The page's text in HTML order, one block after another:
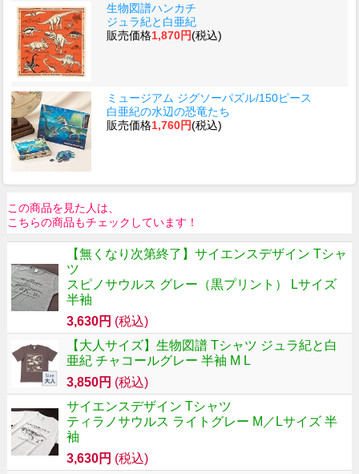
生物図譜ハンカチ
ジュラ紀と白亜紀
販売価格1,870円(税込)
ミュージアム ジグソーパズル/150ピース
白亜紀の水辺の恐竜たち
販売価格1,760円(税込)
この商品を見た人は、
こちらの商品もチェックしています！
【無くなり次第終了】サイエンスデザイン Tシャ
ツ
スピノサウルス グレー（黒プリント） Lサイズ
半袖
3,630円 (税込)
【大人サイズ】生物図譜 Tシャツ ジュラ紀と白
亜紀 チャコールグレー 半袖 M L
3,850円 (税込)
サイエンスデザイン Tシャツ
ティラノサウルス ライトグレー M／Lサイズ 半
袖
3,630円 (税込)